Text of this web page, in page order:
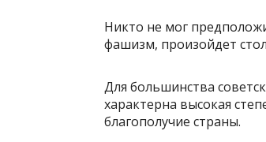
Никто не мог
фашизм, произойдет
Для большинства
характерна высокая
благополучие страны.